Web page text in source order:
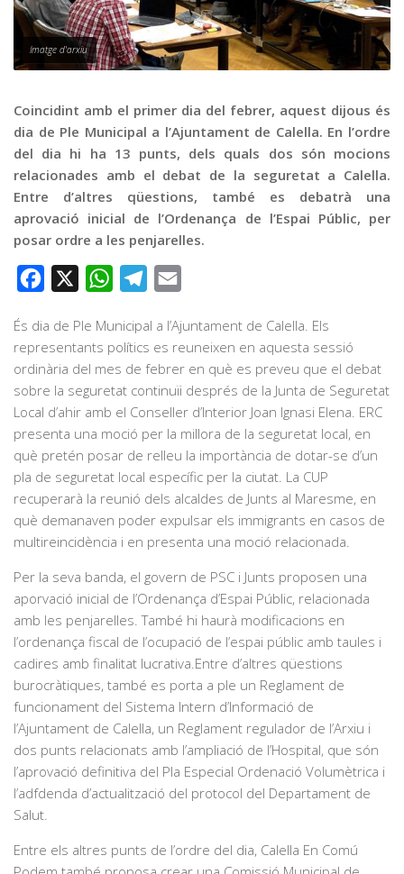
Publicitat
Contacte
Imatge d'arxiu
Coincidint amb el primer dia del febrer, aquest dijous és
dia de Ple Municipal a l’Ajuntament de Calella. En l’ordre
del dia hi ha 13 punts, dels quals dos són mocions
relacionades amb el debat de la seguretat a Calella.
Entre d’altres qüestions, també es debatrà una
aprovació inicial de l’Ordenança de l’Espai Públic, per
posar ordre a les penjarelles.
Facebook WhatsAppTelegram
És dia de Ple Municipal a l’Ajuntament de Calella. Els
representants polítics es reuneixen en aquesta sessió
ordinària del mes de febrer en què es preveu que el debat
sobre la seguretat continuïi després de la Junta de Seguretat
Local d’ahir amb el Conseller d’Interior Joan Ignasi Elena. ERC
presenta una moció per la millora de la seguretat local, en
què pretén posar de relleu la importància de dotar-se d’un
pla de seguretat local específic per la ciutat. La CUP
recuperarà la reunió dels alcaldes de Junts al Maresme, en
què demanaven poder expulsar els immigrants en casos de
multireincidència i en presenta una moció relacionada.
Per la seva banda, el govern de PSC i Junts proposen una
aporvació inicial de l’Ordenança d’Espai Públic, relacionada
amb les penjarelles. També hi haurà modificacions en
l’ordenança fiscal de l’ocupació de l’espai públic amb taules i
cadires amb finalitat lucrativa.Entre d’altres qüestions
burocràtiques, també es porta a ple un Reglament de
funcionament del Sistema Intern d’Informació de
l’Ajuntament de Calella, un Reglament regulador de l’Arxiu i
dos punts relacionats amb l’ampliació de l’Hospital, que són
l’aprovació definitiva del Pla Especial Ordenació Volumètrica i
l’adfdenda d’actualització del protocol del Departament de
Salut.
Entre els altres punts de l’ordre del dia, Calella En Comú